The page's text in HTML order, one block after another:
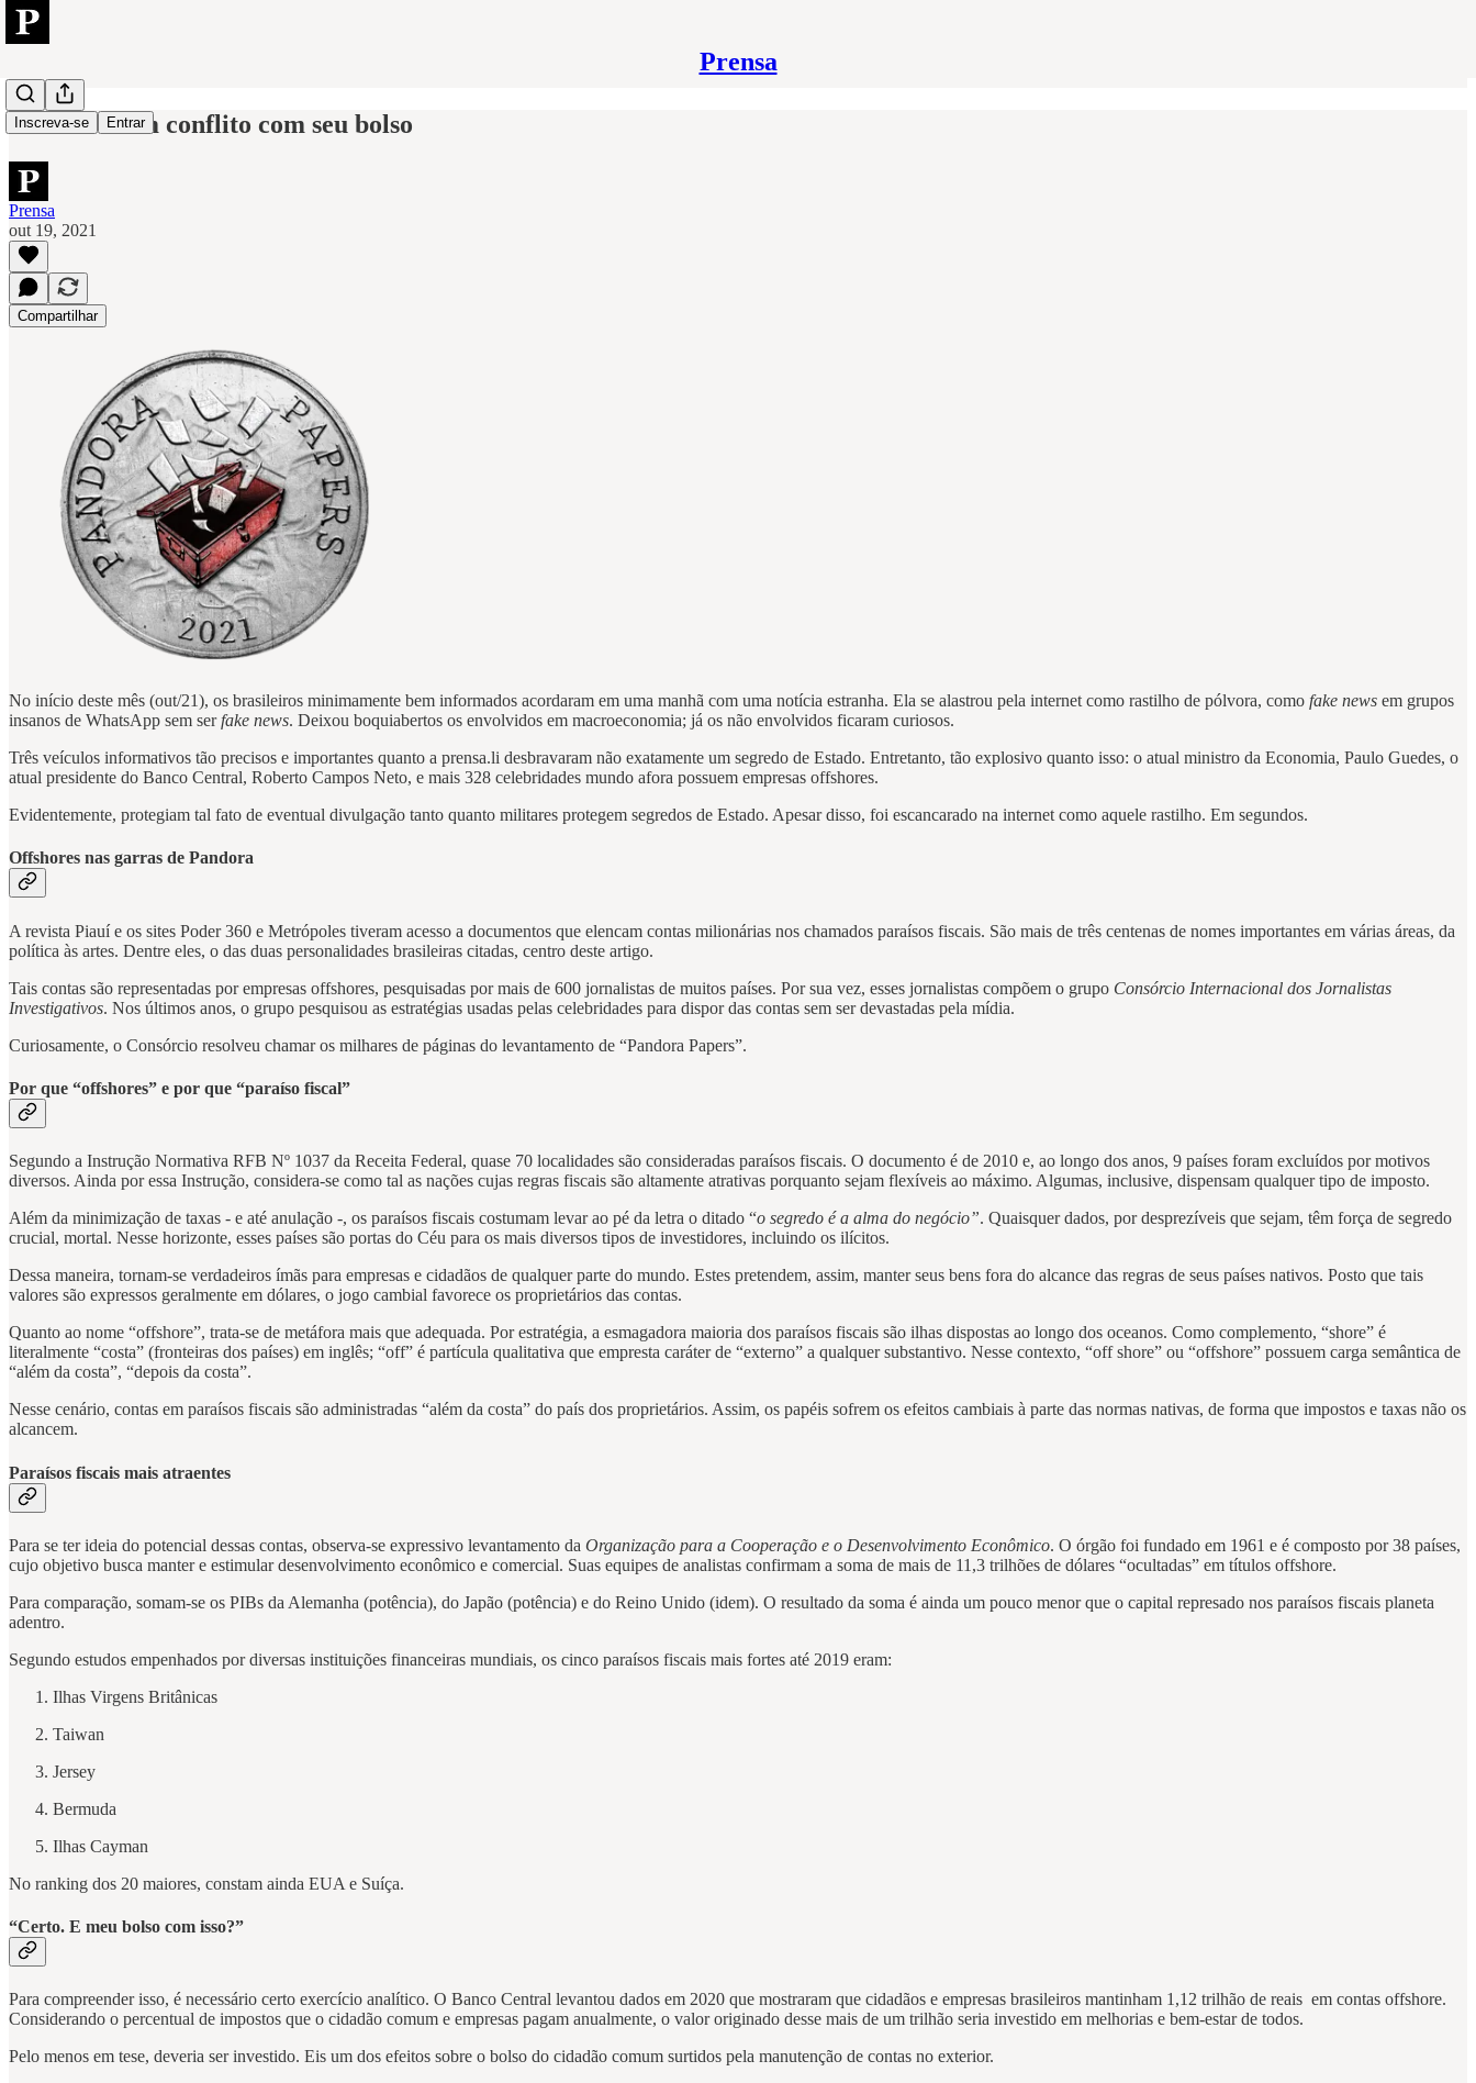
Prensa
Inscreva-se Entrar
Offshores em conflito com seu bolso
Prensa
out 19, 2021
Compartilhar
No início deste mês (out/21), os brasileiros minimamente bem informados acordaram em uma manhã com uma notícia estranha. Ela se alastrou pela internet como rastilho de pólvora, como fake news em grupos
insanos de WhatsApp sem serfake news. Deixou boquiabertos os envolvidos em macroeconomia; já os não envolvidos ficaram curiosos.
Três veículos informativos tão precisos e importantes quanto a prensa.li desbravaram não exatamente um segredo de Estado. Entretanto, tão explosivo quanto isso: o atual ministro da Economia, Paulo Guedes, o
atual presidente do Banco Central, Roberto Campos Neto, e mais 328 celebridades mundo afora possuem empresas offshores.
Evidentemente, protegiam tal fato de eventual divulgação tanto quanto militares protegem segredos de Estado. Apesar disso, foi escancarado na internet como aquele rastilho. Em segundos.
Offshores nas garras de Pandora
A revista Piauí e os sites Poder 360 e Metrópoles tiveram acesso a documentos que elencam contas milionárias nos chamados paraísos fiscais. São mais de três centenas de nomes importantes em várias áreas, da
política às artes. Dentre eles, o das duas personalidades brasileiras citadas, centro deste artigo.
Tais contas são representadas por empresas offshores, pesquisadas por mais de 600 jornalistas de muitos países. Por sua vez, esses jornalistas compõem o grupo Consórcio Internacional dos Jornalistas
Investigativos. Nos últimos anos, o grupo pesquisou as estratégias usadas pelas celebridades para dispor das contas sem ser devastadas pela mídia.
Curiosamente, o Consórcio resolveu chamar os milhares de páginas do levantamento de “Pandora Papers”.
Por que “offshores” e por que “paraíso fiscal”
Segundo a Instrução Normativa RFB Nº 1037 da Receita Federal, quase 70 localidades são consideradas paraísos fiscais. O documento é de 2010 e, ao longo dos anos, 9 países foram excluídos por motivos
diversos. Ainda por essa Instrução, considera-se como tal as nações cujas regras fiscais são altamente atrativas porquanto sejam flexíveis ao máximo. Algumas, inclusive, dispensam qualquer tipo de imposto.
Além da minimização de taxas - e até anulação -, os paraísos fiscais costumam levar ao pé da letra o ditado “o segredo é a alma do negócio”. Quaisquer dados, por desprezíveis que sejam, têm força de segredo
crucial, mortal. Nesse horizonte, esses países são portas do Céu para os mais diversos tipos de investidores, incluindo os ilícitos.
Dessa maneira, tornam-se verdadeiros ímãs para empresas e cidadãos de qualquer parte do mundo. Estes pretendem, assim, manter seus bens fora do alcance das regras de seus países nativos. Posto que tais
valores são expressos geralmente em dólares, o jogo cambial favorece os proprietários das contas.
Quanto ao nome “offshore”, trata-se de metáfora mais que adequada. Por estratégia, a esmagadora maioria dos paraísos fiscais são ilhas dispostas ao longo dos oceanos. Como complemento, “shore” é
literalmente “costa” (fronteiras dos países) em inglês; “off” é partícula qualitativa que empresta caráter de “externo” a qualquer substantivo. Nesse contexto, “off shore” ou “offshore” possuem carga semântica de
“além da costa”, “depois da costa”.
Nesse cenário, contas em paraísos fiscais são administradas “além da costa” do país dos proprietários. Assim, os papéis sofrem os efeitos cambiais à parte das normas nativas, de forma que impostos e taxas não os
alcancem.
Paraísos fiscais mais atraentes
Para se ter ideia do potencial dessas contas, observa-se expressivo levantamento da Organização para a Cooperação e o Desenvolvimento Econômico. O órgão foi fundado em 1961 e é composto por 38 países,
cujo objetivo busca manter e estimular desenvolvimento econômico e comercial. Suas equipes de analistas confirmam a soma de mais de 11,3 trilhões de dólares “ocultadas” em títulos offshore.
Para comparação, somam-se os PIBs da Alemanha (potência), do Japão (potência) e do Reino Unido (idem). O resultado da soma é ainda um pouco menor que o capital represado nos paraísos fiscais planeta
adentro.
Segundo estudos empenhados por diversas instituições financeiras mundiais, os cinco paraísos fiscais mais fortes até 2019 eram:
Ilhas Virgens Britânicas
Taiwan
Jersey
Bermuda
Ilhas Cayman
No ranking dos 20 maiores, constam ainda EUA e Suíça.
“Certo. E meu bolso com isso?”
Para compreender isso, é necessário certo exercício analítico. O Banco Central levantou dados em 2020 que mostraram que cidadãos e empresas brasileiros mantinham 1,12 trilhão de reais em contas offshore.
Considerando o percentual de impostos que o cidadão comum e empresas pagam anualmente, o valor originado desse mais de um trilhão seria investido em melhorias e bem-estar de todos.
Pelo menos em tese, deveria ser investido. Eis um dos efeitos sobre o bolso do cidadão comum surtidos pela manutenção de contas no exterior.